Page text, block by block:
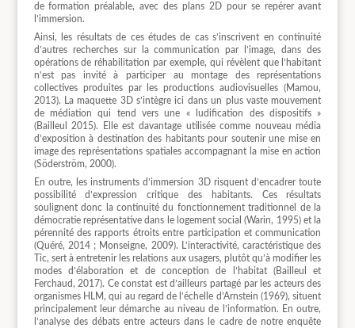
de formation préalable, avec des plans 2D pour se repérer avant
l’immersion.
Ainsi, les résultats de ces études de cas s’inscrivent en continuité
d’autres recherches sur la communication par l’image, dans des
opérations de réhabilitation par exemple, qui révèlent que l’habitant
n’est pas invité à participer au montage des représentations
collectives produites par les productions audiovisuelles (Mamou,
2013). La maquette 3D s’intègre ici dans un plus vaste mouvement
de médiation qui tend vers une « ludification des dispositifs »
(Bailleul 2015). Elle est davantage utilisée comme nouveau média
d’exposition à destination des habitants pour soutenir une mise en
image des représentations spatiales accompagnant la mise en action
(Söderström, 2000).
En outre, les instruments d’immersion 3D risquent d’encadrer toute
possibilité d’expression critique des habitants. Ces résultats
soulignent donc la continuité du fonctionnement traditionnel de la
démocratie représentative dans le logement social (Warin, 1995) et la
pérennité des rapports étroits entre participation et communication
(Quéré, 2014 ; Monseigne, 2009). L’interactivité, caractéristique des
Tic, sert à entretenir les relations aux usagers, plutôt qu’à modifier les
modes d’élaboration et de conception de l’habitat (Bailleul et
Ferchaud, 2017). Ce constat est d’ailleurs partagé par les acteurs des
organismes HLM, qui au regard de l’échelle d’Arnstein (1969), situent
principalement leur démarche au niveau de l’information. En outre,
l’analyse des débats entre acteurs dans le cadre de notre enquête